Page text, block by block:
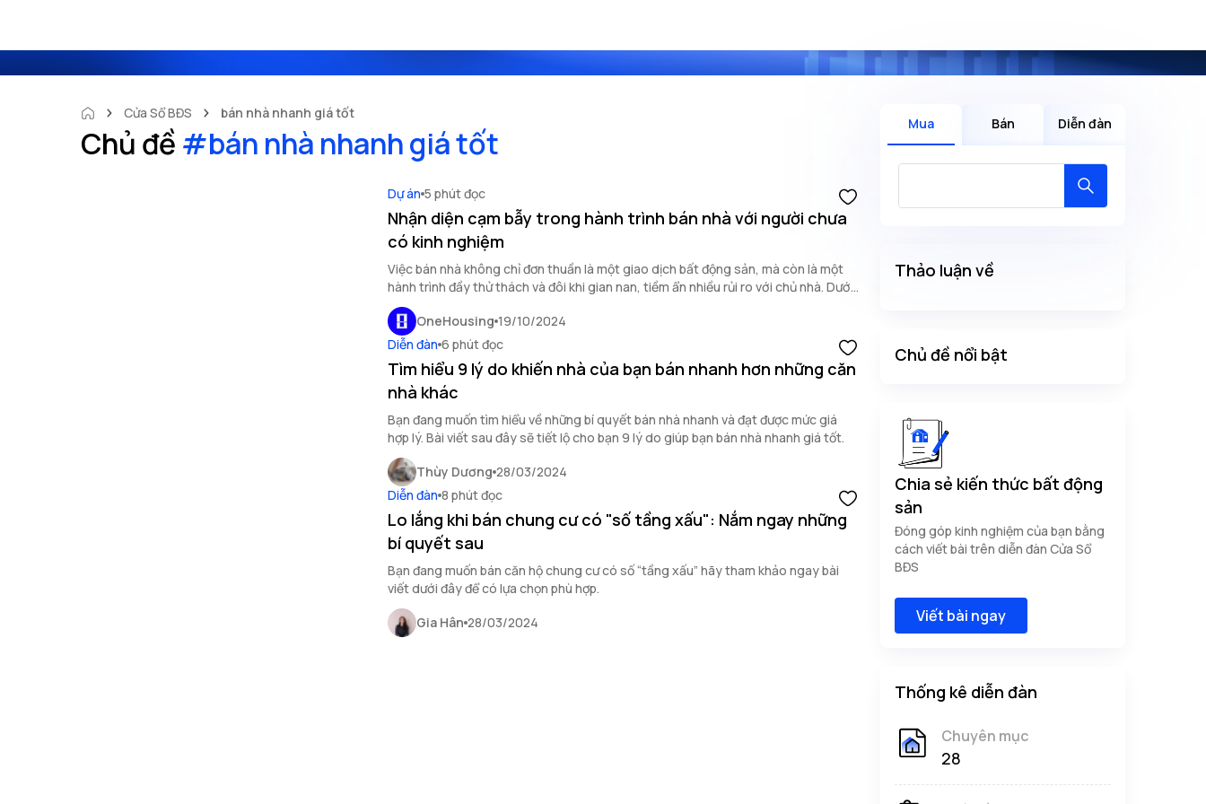
Cửa Sổ BĐS bán nhà nhanh giá tốt
Chủ đề #bán nhà nhanh giá tốt
Dự án 5 phút đọc
Nhận diện cạm bẫy trong hành trình bán nhà với người chưa
có kinh nghiệm
Việc bán nhà không chỉ đơn thuần là một giao dịch bất động sản, mà còn là một
hành trình đầy thử thách và đôi khi gian nan, tiềm ẩn nhiều rủi ro với chủ nhà. Dưới
đây là câu chuyện thực tế và đầy cảm xúc về hành trình bán nhà của một cặp vợ
chồng trẻ tại Hà Nội.
OneHousing 19/10/2024
Diễn đàn 6 phút đọc
Tìm hiểu 9 lý do khiến nhà của bạn bán nhanh hơn những căn
nhà khác
Bạn đang muốn tìm hiểu về những bí quyết bán nhà nhanh và đạt được mức giá
hợp lý. Bài viết sau đây sẽ tiết lộ cho bạn 9 lý do giúp bạn bán nhà nhanh giá tốt.
Thùy Dương 28/03/2024
Diễn đàn 8 phút đọc
Lo lắng khi bán chung cư có "số tầng xấu": Nắm ngay những
bí quyết sau
Bạn đang muốn bán căn hộ chung cư có số “tầng xấu” hãy tham khảo ngay bài
viết dưới đây để có lựa chọn phù hợp.
Gia Hân 28/03/2024
Mua Bán Diễn đàn
Thảo luận về
Chủ đề nổi bật
Chia sẻ kiến thức bất động
sản
Đóng góp kinh nghiệm của bạn bằng
cách viết bài trên diễn đàn Cửa Sổ
BĐS
Viết bài ngay
Thống kê diễn đàn
Chuyên mục
28